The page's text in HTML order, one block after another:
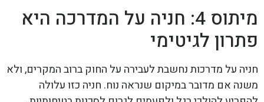
מיתוס 4: חניה על המדרכה היא
פתרון לגיטימי
חניה על מדרכות נחשבת לעבירה על החוק ברוב המקרים, ולא
משנה אם מדובר במיקום שנראה נוח. חניה כזו עלולה